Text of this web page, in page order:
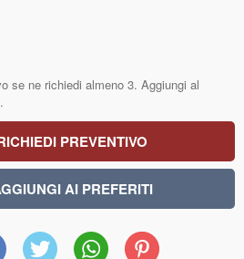
se ne richiedi almeno 3. Aggiungi al
X WhatsAppPinterest